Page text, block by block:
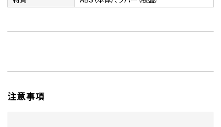
注意事項